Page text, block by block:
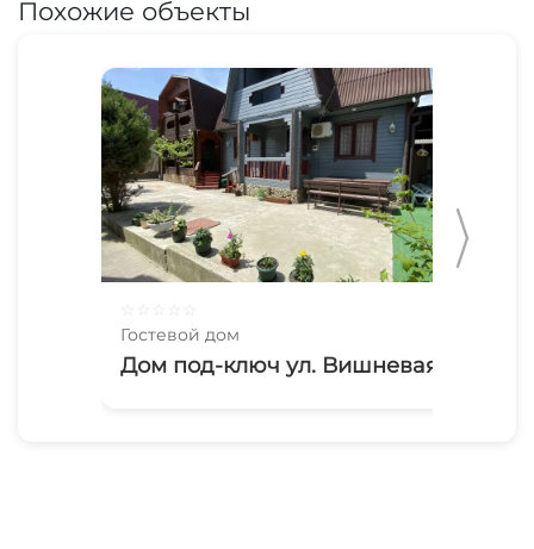
Похожие объекты
Гостевой дом
Дом под-ключ ул. Вишневая